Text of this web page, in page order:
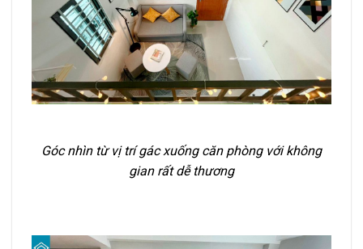
Góc nhìn từ vị trí gác xuống căn phòng với không
gian rất dễ thương